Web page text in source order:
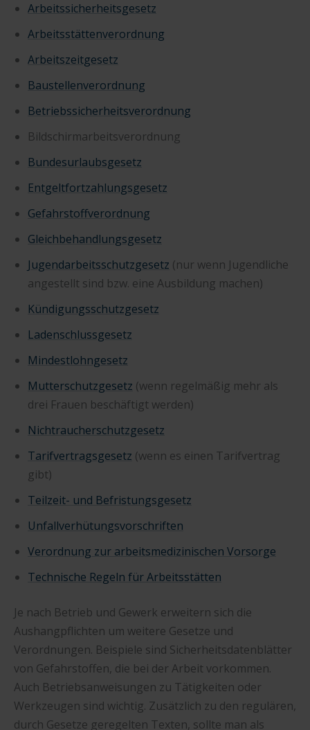
Arbeitssicherheitsgesetz
Arbeitsstättenverordnung
Arbeitszeitgesetz
Baustellenverordnung
Betriebssicherheitsverordnung
Bildschirmarbeitsverordnung
Bundesurlaubsgesetz
Entgeltfortzahlungsgesetz
Gefahrstoffverordnung
Gleichbehandlungsgesetz
Jugendarbeitsschutzgesetz (nur wenn Jugendliche
angestellt sind bzw. eine Ausbildung machen)
Kündigungsschutzgesetz
Ladenschlussgesetz
Mindestlohngesetz
Mutterschutzgesetz (wenn regelmäßig mehr als
drei Frauen beschäftigt werden)
Nichtraucherschutzgesetz
Tarifvertragsgesetz (wenn es einen Tarifvertrag
gibt)
Teilzeit- und Befristungsgesetz
Unfallverhütungsvorschriften
Verordnung zur arbeitsmedizinischen Vorsorge
Technische Regeln für Arbeitsstätten
Je nach Betrieb und Gewerk erweitern sich die
Aushangpflichten um weitere Gesetze und
Verordnungen. Beispiele sind Sicherheitsdatenblätter
von Gefahrstoffen, die bei der Arbeit vorkommen.
Auch Betriebsanweisungen zu Tätigkeiten oder
Werkzeugen sind wichtig. Zusätzlich zu den regulären,
durch Gesetze geregelten Texten, sollte man als